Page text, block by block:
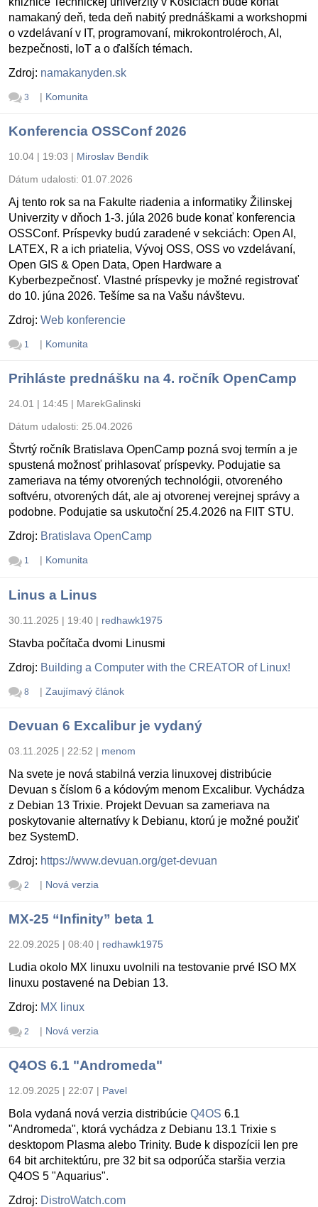
namakaný deň, teda deň nabitý prednáškami a workshopmi
o vzdelávaní v IT, programovaní, mikrokontroléroch, AI,
bezpečnosti, IoT a o ďalších témach.
Zdroj: namakanyden.sk
3 | Komunita
Konferencia OSSConf 2026
10.04 | 19:03 | Miroslav Bendík
Dátum udalosti: 01.07.2026
Aj tento rok sa na Fakulte riadenia a informatiky Žilinskej
Univerzity v dňoch 1-3. júla 2026 bude konať konferencia
OSSConf. Príspevky budú zaradené v sekciách: Open AI,
LATEX, R a ich priatelia, Vývoj OSS, OSS vo vzdelávaní,
Open GIS & Open Data, Open Hardware a
Kyberbezpečnosť. Vlastné príspevky je možné registrovať
do 10. júna 2026. Tešíme sa na Vašu návštevu.
Zdroj: Web konferencie
1 | Komunita
Prihláste prednášku na 4. ročník OpenCamp
24.01 | 14:45 | MarekGalinski
Dátum udalosti: 25.04.2026
Štvrtý ročník Bratislava OpenCamp pozná svoj termín a je
spustená možnosť prihlasovať príspevky. Podujatie sa
zameriava na témy otvorených technológii, otvoreného
softvéru, otvorených dát, ale aj otvorenej verejnej správy a
podobne. Podujatie sa uskutoční 25.4.2026 na FIIT STU.
Zdroj: Bratislava OpenCamp
1 | Komunita
Linus a Linus
30.11.2025 | 19:40 | redhawk1975
Stavba počítača dvomi Linusmi
Zdroj: Building a Computer with the CREATOR of Linux!
8 | Zaujímavý článok
Devuan 6 Excalibur je vydaný
03.11.2025 | 22:52 | menom
Na svete je nová stabilná verzia linuxovej distribúcie
Devuan s číslom 6 a kódovým menom Excalibur. Vychádza
z Debian 13 Trixie. Projekt Devuan sa zameriava na
poskytovanie alternatívy k Debianu, ktorú je možné použiť
bez SystemD.
Zdroj: https://www.devuan.org/get-devuan
2 | Nová verzia
MX-25 “Infinity” beta 1
22.09.2025 | 08:40 | redhawk1975
Ludia okolo MX linuxu uvolnili na testovanie prvé ISO MX
linuxu postavené na Debian 13.
Zdroj: MX linux
2 | Nová verzia
Q4OS 6.1 "Andromeda"
12.09.2025 | 22:07 | Pavel
Bola vydaná nová verzia distribúcie Q4OS 6.1
"Andromeda", ktorá vychádza z Debianu 13.1 Trixie s
desktopom Plasma alebo Trinity. Bude k dispozícii len pre
64 bit architektúru, pre 32 bit sa odporúča staršia verzia
Q4OS 5 "Aquarius".
Zdroj: DistroWatch.com